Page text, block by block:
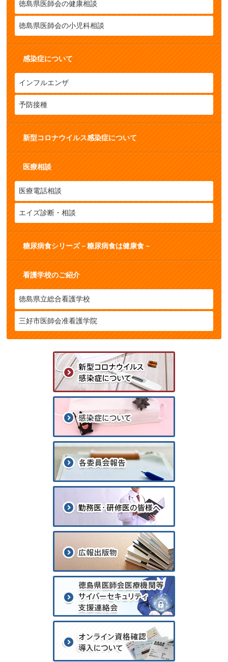
徳島県医師会の健康相談
徳島県医師会の小児科相談
感染症について
インフルエンザ
予防接種
新型コロナウイルス感染症について
医療相談
医療電話相談
エイズ診断・相談
糖尿病食シリーズ－糖尿病食は健康食－
看護学校のご紹介
徳島県立総合看護学校
三好市医師会准看護学院